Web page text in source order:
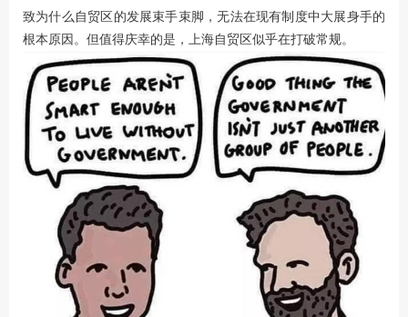
致为什么自贸区的发展束手束脚，无法在现有制度中大展身手的
根本原因。但值得庆幸的是，上海自贸区似乎在打破常规。